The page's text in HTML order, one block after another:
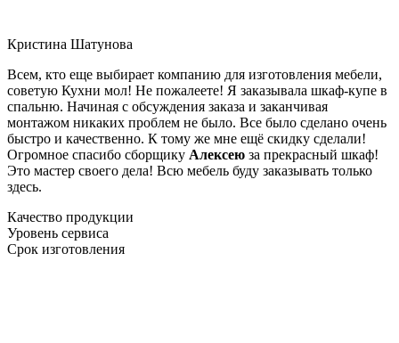
Кристина Шатунова
Всем, кто еще выбирает компанию для изготовления мебели,
советую Кухни мол! Не пожалеете! Я заказывала шкаф-купе в
спальню. Начиная с обсуждения заказа и заканчивая
монтажом никаких проблем не было. Все было сделано очень
быстро и качественно. К тому же мне ещё скидку сделали!
Огромное спасибо сборщику Алексею за прекрасный шкаф!
Это мастер своего дела! Всю мебель буду заказывать только
здесь.
Качество продукции
Уровень сервиса
Срок изготовления